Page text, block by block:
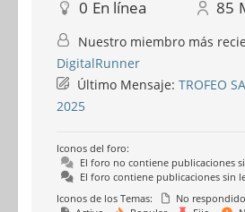
0 En línea 85
Nuestro miembro más
DigitalRunner
Último Mensaje: TROFEO
2025
Iconos del foro:
El foro no contiene publicaciones
El foro contiene publicaciones sin
Iconos de los Temas:
No